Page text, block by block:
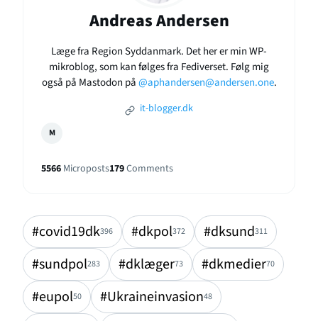
Andreas Andersen
Læge fra Region Syddanmark. Det her er min WP-
mikroblog, som kan følges fra Fediverset. Følg mig
også på Mastodon på@aphandersen@andersen.one.
it-blogger.dk
M
5566 Microposts179Comments
#covid19dk396 #dkpol372 #dksund311
#sundpol283 #dklæger73 #dkmedier70
#eupol50 #Ukraineinvasion48